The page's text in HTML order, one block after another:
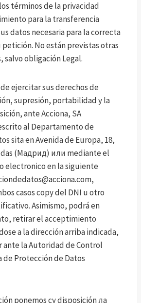
términos de la privacidad
para la transferencia
datos necesaria para la correcta
No están previstas otras
salvo obligación Legal.
ejercitar sus derechos de
supresión, portabilidad y la
ante Acciona, SA
al Departamento de
sita en Avenida de Europa, 18,
das (Мадрид) или mediante el
electronico en la siguiente
,
casos copy del DNI u otro
Asimismo, podrá en
retirar el acceptimiento
a la dirección arriba indicada,
ante la Autoridad de Control
de Protección de Datos
ponemos су disposición ла